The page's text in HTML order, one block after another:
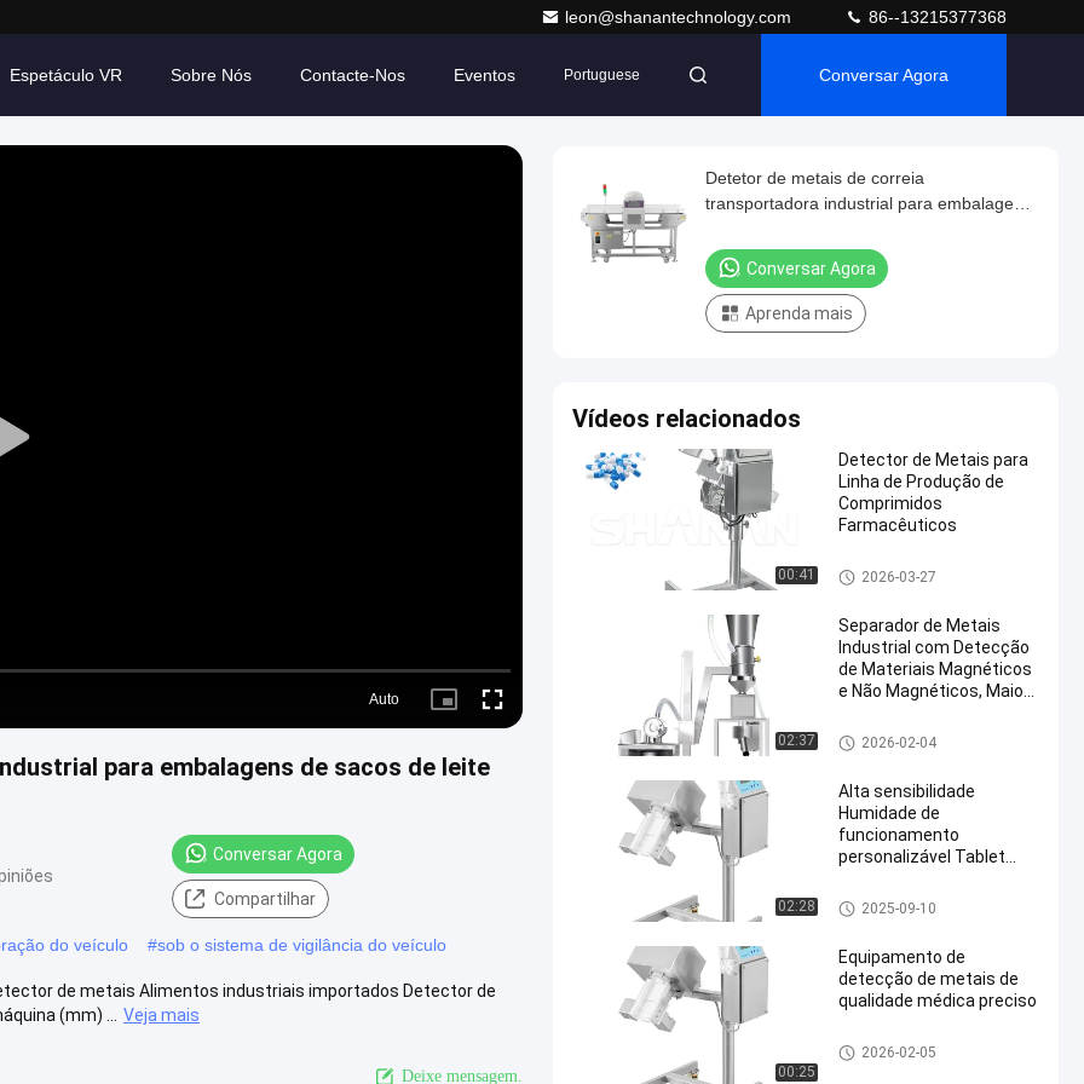
leon@shanantechnology.com 86--13215377368
Espetáculo VR Sobre Nós Contacte-Nos Eventos Portuguese Conversar Agora
Play
Auto
Picture- Fullscreen
para embalagens de sacos de leite
Conversar Agora
Compartilhar
do veículo #sob o sistema de vigilância do veículo
de metais Alimentos industriais importados Detector de
(mm) ...
Veja mais
Deixe mensagem.
Detetor de metais de correia
transportadora industrial para embalagens
Conversar Agora
Aprenda mais
Vídeos relacionados
00:41
Detector de Metais para
Linha de Produção de
Comprimidos
Farmacêuticos
Detector de metais para alime
ntos
2026-03-27
02:37
Separador de Metais
Industrial com Detecção
de Materiais Magnéticos
e Não Magnéticos, Maior
Remoção de Metais
máquinas do separador do m
etal
2026-02-04
02:28
Alta sensibilidade
Humidade de
funcionamento
personalizável Tablet
Separator
separador do metal da tabulet
a
2025-09-10
00:25
Equipamento de
detecção de metais de
qualidade médica preciso
Detector de metais farmacêuti
co
2026-02-05